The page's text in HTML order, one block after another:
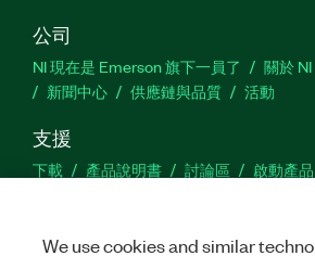
公司
NI 現在是 Emerson 旗下一員了 關於 NI
新聞中心
供應鏈與品質 活動
支援
下載 產品說明書 討論區 啟動產品
We use cookies and similar